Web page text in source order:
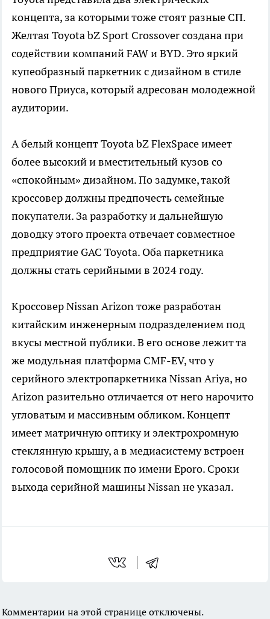
концепта, за которыми тоже стоят разные СП.
Желтая Toyota bZ Sport Crossover создана при
содействии компаний FAW и BYD. Это яркий
купеобразный паркетник с дизайном в стиле
нового Приуса, который адресован молодежной
аудитории.
А белый концепт Toyota bZ FlexSpace имеет
более высокий и вместительный кузов со
«спокойным» дизайном. По задумке, такой
кроссовер должны предпочесть семейные
покупатели. За разработку и дальнейшую
доводку этого проекта отвечает совместное
предприятие GAC Toyota. Оба паркетника
должны стать серийными в 2024 году.
Кроссовер Nissan Arizon тоже разработан
китайским инженерным подразделением под
вкусы местной публики. В его основе лежит та
же модульная платформа CMF-EV, что у
серийного электропаркетника Nissan Ariya, но
Arizon разительно отличается от него нарочито
угловатым и массивным обликом. Концепт
имеет матричную оптику и электрохромную
стеклянную крышу, а в медиасистему встроен
голосовой помощник по имени Eporo. Сроки
выхода серийной машины Nissan не указал.
Комментарии на этой странице отключены.